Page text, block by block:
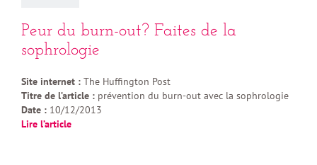
Peur du burn-out? Faites de la
sophrologie
Site internet : The Huffington Post
Titre de l’article : prévention du burn-out avec la sophrologie
Date : 10/12/2013
Lire l’article